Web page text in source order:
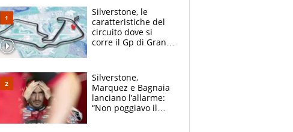
Silverstone, le
caratteristiche del
circuito dove si
corre il Gp di Gran
Silverstone,
Marquez e Bagnaia
lanciano l’allarme:
“Non poggiavo il